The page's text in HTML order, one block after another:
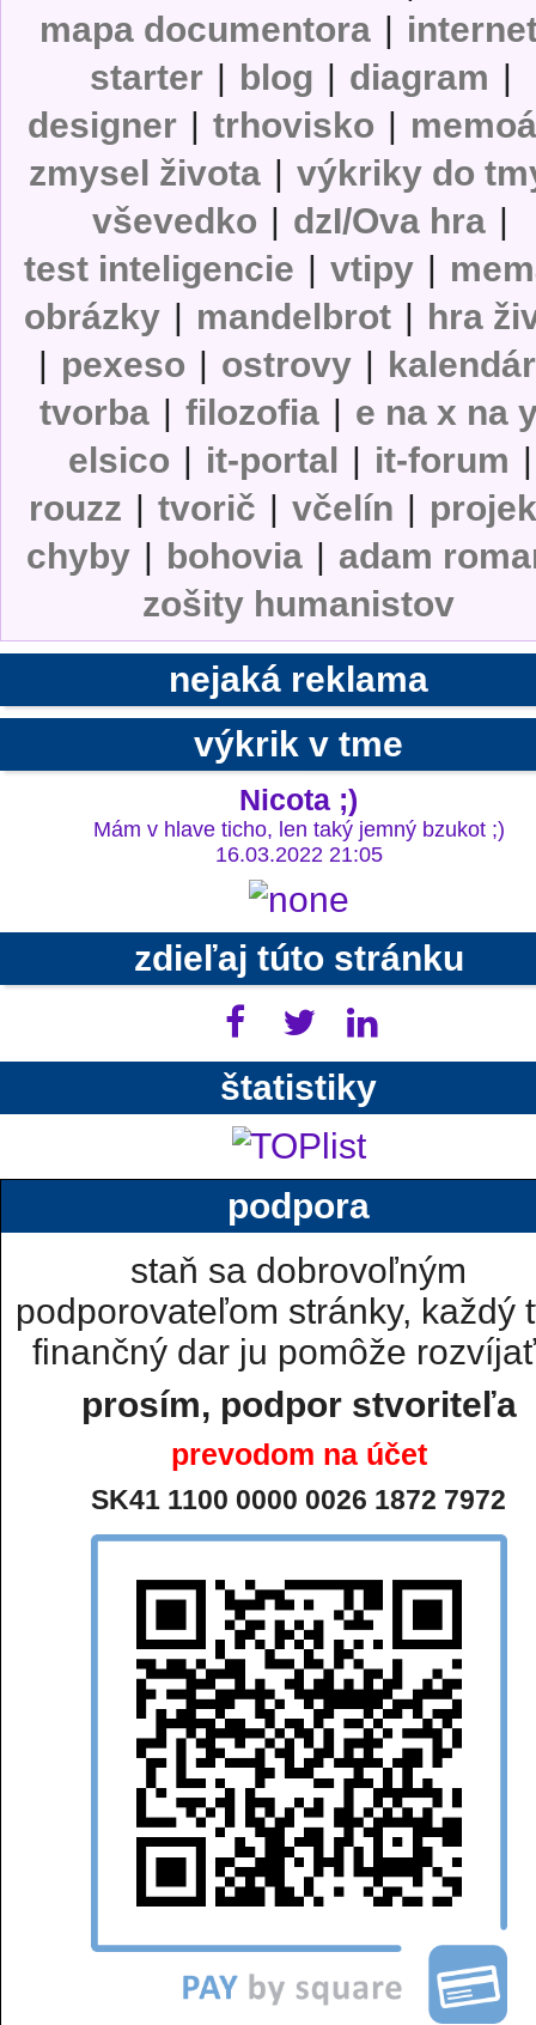
mapa documentora |
starter | blog | diagram |
designer | trhovisko |
zmysel života | výkriky do
vševedko | dzI/Ova hra |
test inteligencie | vtipy |
obrázky | mandelbrot | hra
| pexeso | ostrovy | kalendár
tvorba | filozofia | e na x na
elsico | it-portal | it-forum |
rouzz | tvorič | včelín |
chyby | bohovia | adam
zošity humanistov
nejaká reklama
výkrik v tme
Nicota ;)
Mám v hlave ticho, len taký jemný bzukot ;)
16.03.2022 21:05
zdieľaj túto stránku
štatistiky
podpora
staň sa dobrovoľným
podporovateľom stránky, každý
finančný dar ju pomôže
prosím, podpor stvoriteľa
prevodom na účet
SK41 1100 0000 0026 1872 7972